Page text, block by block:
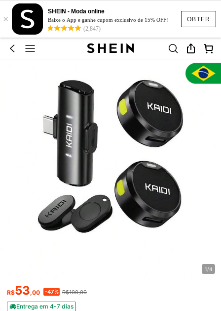
OBTER
×
SHEIN - Moda online
Baixe o App e ganhe cupom exclusivo de 15% OFF!
(2,847)
1/4
R$53,00 -47% R$100,00
Entrega em 4-7 dias